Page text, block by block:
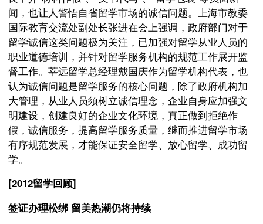
闻，也让人警悟自省留学市场的诚信问题。上海市教委
国际教育交流处副处长张进在会上强调，政府部门对于
留学诚信这类问题极为关注，已加强对留学从业人员的
职业道德培训，并针对留学服务机构的规范工作展开监
督工作。莘远留学总经理戴国庆作为留学机构代表，也
认为诚信问题是留学服务的核心问题，除了政府机构加
大管理，从业人员须树立诚信理念，企业自身应加强文
明建设，创建良好的企业文化环境，真正做到拒绝作
假，诚信服务，提高留学服务质量，继而推进留学市场
有序规范发展，才能保证安全留学、放心留学、成功留
学。
[2012留学回顾]
签证办理松绑 留美热潮仍将持续